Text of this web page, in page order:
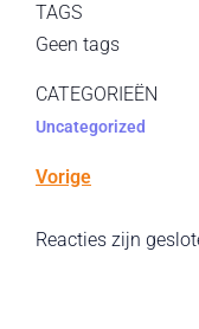
TAGS
Geen tags
CATEGORIEËN
Uncategorized
Vorige
Reacties zijn